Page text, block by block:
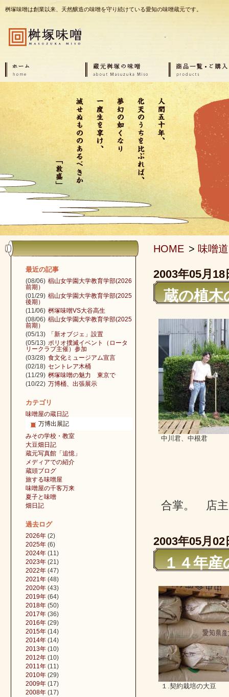
桝塚味噌は創業以来、天然醸造の味噌を守り続けている愛知の味噌蔵元です。
HOME > 味噌道
2003年05月18
蔵の植木
中川君、中根君
合掌。 店主
2003年05月02
１４年産
１.契約栽培の大豆
最近の記事
(08/06) 椙山女学園大学教育学部(2026
前期）
(01/29) 椙山女学園大学教育学部(2025
後期）
(11/06) 桝塚味噌VS大谷高生
(08/06) 椙山女学園大学教育学部(2025
前期）
(05/13)
「新オブジェ」設置
(05/13) ポリオ撲滅イベント（ロータ
リークラブ主催）参加
(03/28) 食文化ミュージアム宣言
(02/18) セントレア木桶
(11/29) 桝塚味噌の魅力 東京で
(10/22) 万博桶、出張展示
カテゴリ
味噌屋の蔵日記
万博出展記
みその学校・教室
大豆畑日記
蔵元写真館「追憶」
メディアでの紹介
蔵頭ブログ
旅する味噌屋
味噌屋の千客万来
夏子と味噌
畑日記
過去ログ
2026年 (2)
2025年 (6)
2024年 (11)
2023年 (21)
2022年 (47)
2021年 (48)
2020年 (43)
2019年 (64)
2018年 (50)
2017年 (36)
2016年 (29)
2015年 (14)
2014年 (14)
2013年 (10)
2012年 (10)
2011年 (11)
2010年 (29)
2009年 (17)
2008年 (17)